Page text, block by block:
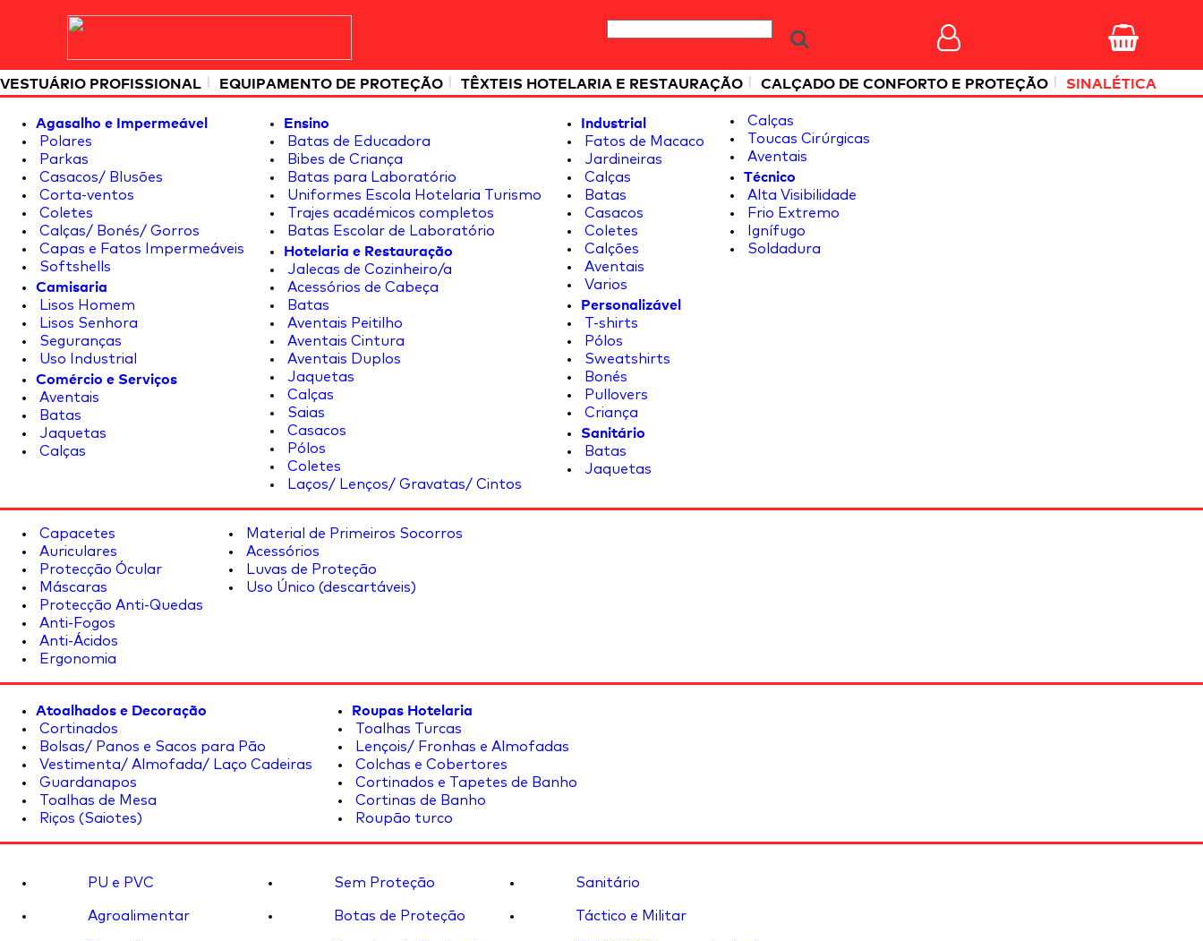
VESTUÁRIO PROFISSIONAL | EQUIPAMENTO DE PROTEÇÃO | TÊXTEIS HOTELARIA E RESTAURAÇÃO | CALÇADO DE CONFORTO E PROTEÇÃO | SINALÉTICA
Agasalho e Impermeável
Polares
Parkas
Casacos/ Blusões
Corta-ventos
Coletes
Calças/ Bonés/ Gorros
Capas e Fatos Impermeáveis
Softshells
Camisaria
Lisos Homem
Lisos Senhora
Seguranças
Uso Industrial
Comércio e Serviços
Aventais
Batas
Jaquetas
Calças
Ensino
Batas de Educadora
Bibes de Criança
Batas para Laboratório
Uniformes Escola Hotelaria Turismo
Trajes académicos completos
Batas Escolar de Laboratório
Hotelaria e Restauração
Jalecas de Cozinheiro/a
Acessórios de Cabeça
Batas
Aventais Peitilho
Aventais Cintura
Aventais Duplos
Jaquetas
Calças
Saias
Casacos
Pólos
Coletes
Laços/ Lenços/ Gravatas/ Cintos
Industrial
Fatos de Macaco
Jardineiras
Calças
Batas
Casacos
Coletes
Calções
Aventais
Varios
Personalizável
T-shirts
Pólos
Sweatshirts
Bonés
Pullovers
Criança
Sanitário
Batas
Jaquetas
Calças
Toucas Cirúrgicas
Aventais
Técnico
Alta Visibilidade
Frio Extremo
Ignífugo
Soldadura
Capacetes
Auriculares
Protecção Ócular
Máscaras
Protecção Anti-Quedas
Anti-Fogos
Anti-Ácidos
Ergonomia
Material de Primeiros Socorros
Acessórios
Luvas de Proteção
Uso Único (descartáveis)
Atoalhados e Decoração
Cortinados
Bolsas/ Panos e Sacos para Pão
Vestimenta/ Almofada/ Laço Cadeiras
Guardanapos
Toalhas de Mesa
Riços (Saiotes)
Roupas Hotelaria
Toalhas Turcas
Lençois/ Fronhas e Almofadas
Colchas e Cobertores
Cortinados e Tapetes de Banho
Cortinas de Banho
Roupão turco
PU e PVC
Agroalimentar
Sem Proteção
Botas de Proteção
Sanitário
Táctico e Militar